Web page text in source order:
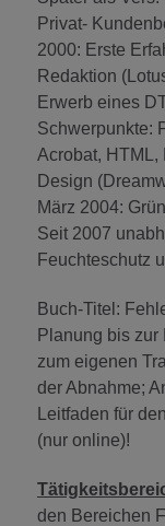
Privat-
2000: Erste
Redaktion
Erwerb eines
Schwerpunkte:
Acrobat, HTML,
Design
März 2004:
Seit 2007
Feuchteschutz
Buch-Titel:
Planung bis
zum eigenen
der Abnahme;
Leitfaden für
(nur online)!
den Bereichen